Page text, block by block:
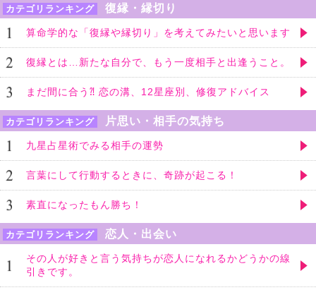
カテゴリランキング 復縁・縁切り
算命学的な「復縁や縁切り」を考えてみたいと思います
復縁とは…新たな自分で、もう一度相手と出逢うこと。
まだ間に合う⁈ 恋の溝、12星座別、修復アドバイス
カテゴリランキング 片思い・相手の気持ち
九星占星術でみる相手の運勢
言葉にして行動するときに、奇跡が起こる！
素直になったもん勝ち！
カテゴリランキング 恋人・出会い
その人が好きと言う気持ちが恋人になれるかどうかの線
引きです。